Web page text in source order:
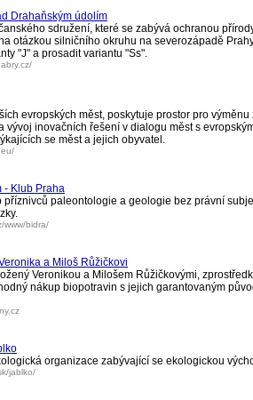
Drahaňským údolím
sdružení, které se zabývá ochranou
otázkou silničního okruhu na severozápadě
"J" a prosadit variantu "Ss".
evropských měst, poskytuje prostor pro
vývoj inovačních řešení v dialogu měst s
se měst a jejich obyvatel.
- Klub Praha
příznivců paleontologie a geologie bez právní
www/bidra/
a Miloš Růžičkovi
Veronikou a Milošem Růžičkovými,
nákup biopotravin s jejich garantovaným
organizace zabývající se ekologickou
jablko/